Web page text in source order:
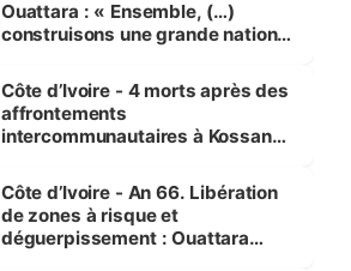
Ouattara : « Ensemble, (…)
construisons une grande nation
générations futures »
Côte d’Ivoire - 4 morts après des
affrontements
intercommunautaires à Kossandji
milieu des sinistrés
Côte d’Ivoire - An 66. Libération
de zones à risque et
déguerpissement : Ouattara